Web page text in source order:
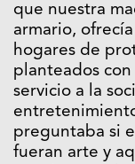
que nuestra
armario,
hogares de
planteados
servicio a la
preguntaba si
fueran arte y